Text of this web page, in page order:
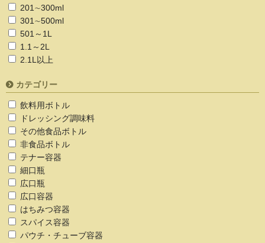
201∼300ml
301∼500ml
501～1L
1.1～2L
2.1L以上
カテゴリー
飲料用ボトル
ドレッシング調味料
その他食品ボトル
非食品ボトル
テナー容器
細口瓶
広口瓶
広口容器
はちみつ容器
スパイス容器
パウチ・チューブ容器